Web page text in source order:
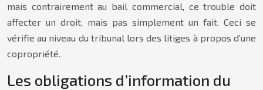
mais contrairement au bail commercial, ce trouble doit
affecter un droit, mais pas simplement un fait. Ceci se
vérifie au niveau du tribunal lors des litiges à propos d’une
copropriété.
Les obligations d’information du